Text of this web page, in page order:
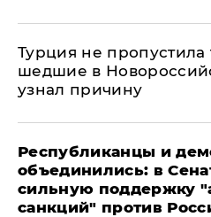
Турция не пропустила
шедшие в
узнал причину
Республиканцы и
объединились: в
сильную поддержку
санкций" против